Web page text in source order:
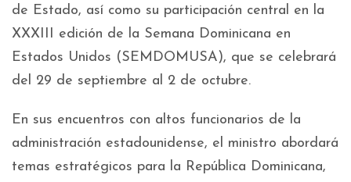
de Estado, así como su participación central en la
XXXIII edición de la Semana Dominicana en
Estados Unidos (SEMDOMUSA), que se celebrará
del 29 de septiembre al 2 de octubre.
En sus encuentros con altos funcionarios de la
administración estadounidense, el ministro abordará
temas estratégicos para la República Dominicana,